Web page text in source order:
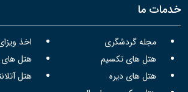
خدمات ما
مجله گردشگری
اخذ
هتل های تکسیم
هتل
هتل های دیره
هتل